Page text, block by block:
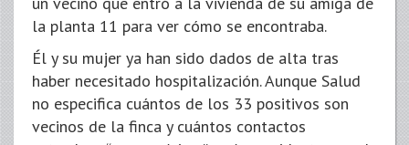
la planta 11 para ver cómo se encontraba.
Él y su mujer ya han sido dados de alta tras
haber necesitado hospitalización. Aunque Salud
no especifica cuántos de los 33 positivos son
vecinos de la finca y cuántos contactos